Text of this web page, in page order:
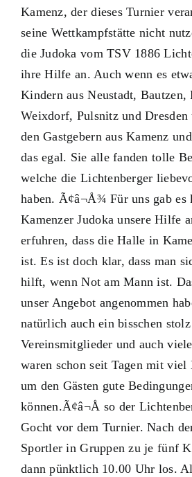
Kamenz, der dieses Turnier
seine Wettkampfstätte nicht
die Judoka vom TSV 1886
ihre Hilfe an. Auch wenn es
Kindern aus Neustadt, Bautzen,
Weixdorf, Pulsnitz und
den Gastgebern aus Kamenz
das egal. Sie alle fanden tolle
welche die Lichtenberger
haben. Ã¢â¬Å¾ Für uns gab es
Kamenzer Judoka unsere Hilfe
erfuhren, dass die Halle in
ist. Es ist doch klar, dass man
hilft, wenn Not am Mann ist.
unser Angebot angenommen
natürlich auch ein bisschen
Vereinsmitglieder und auch
waren schon seit Tagen mit
um den Gästen gute
können.Ã¢â¬Å so der
Gocht vor dem Turnier. Nach
Sportler in Gruppen zu je fünf
dann pünktlich 10.00 Uhr los.